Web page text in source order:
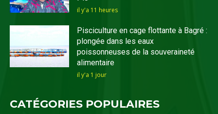
il y'a 11 heures
Pisciculture en cage flottante à Bagré :
plongée dans les eaux
poissonneuses de la souveraineté
alimentaire
il y'a 1 jour
CATÉGORIES POPULAIRES